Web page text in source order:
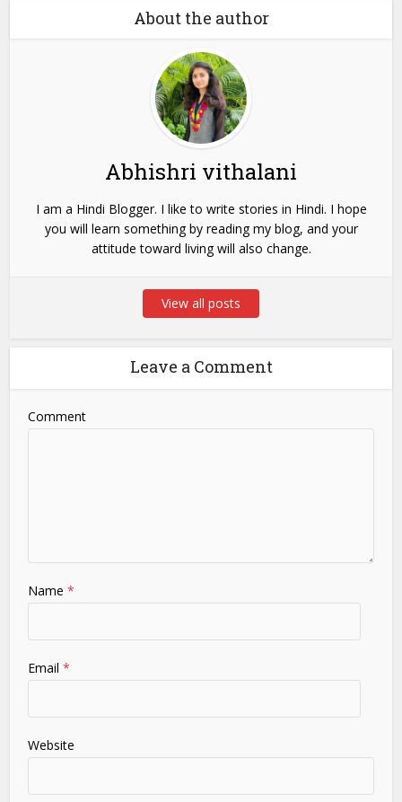
About the author
Abhishri vithalani
I am a Hindi Blogger. I like to write stories in Hindi. I hope
you will learn something by reading my blog, and your
attitude toward living will also change.
View all posts
Leave a Comment
Comment
Name*
Email*
Website